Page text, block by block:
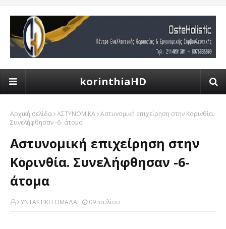
korinthiaHD
Αρχική σελίδα ΑΣΤΥΝΟΜΙΚΑ Αστυνομική επιχείρηση στην Κορινθία.
Συνελήφθησαν -6- άτομα
Αστυνομική επιχείρηση στην
Κορινθία. Συνελήφθησαν -6-
άτομα
ΣΥΝΤΑΚΤΙΚΗ ΟΜΑΔΑ 09 Ιουλίου